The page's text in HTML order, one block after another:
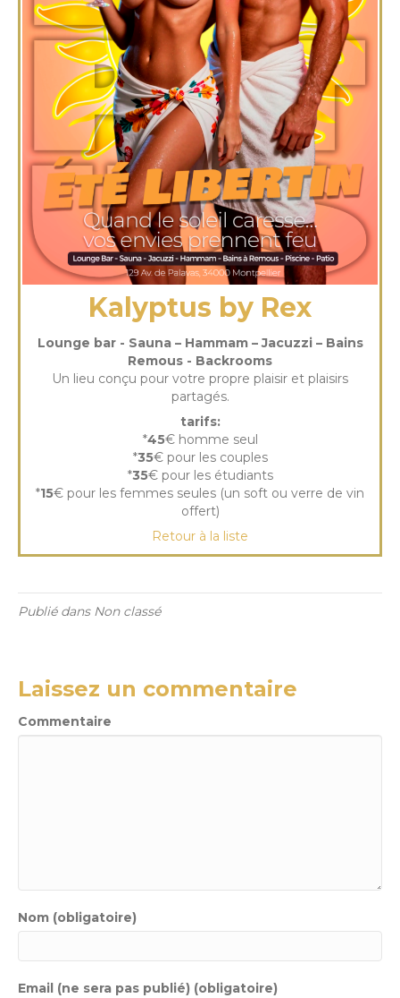
Kalyptus by Rex
Lounge bar - Sauna – Hammam – Jacuzzi – Bains
Remous - Backrooms
Un lieu conçu pour votre propre plaisir et plaisirs
partagés.
tarifs:
*45€ homme seul
*35€ pour les couples
*35€ pour les étudiants
*15€ pour les femmes seules (un soft ou verre de vin
offert)
Retour à la liste
Publié dans Non classé
Laissez un commentaire
Commentaire
Nom (obligatoire)
Email (ne sera pas publié) (obligatoire)